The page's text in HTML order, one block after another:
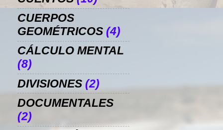
CUERPOS
GEOMÉTRICOS (4)
CÁLCULO MENTAL
(8)
DIVISIONES (2)
DOCUMENTALES
(2)